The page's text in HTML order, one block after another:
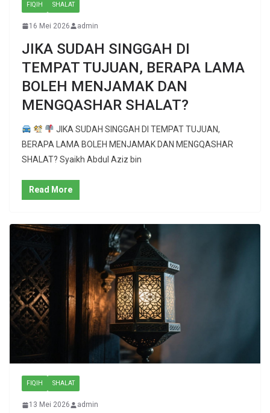
FIQIH SHALAT
16 Mei 2026 admin
JIKA SUDAH SINGGAH DI
TEMPAT TUJUAN, BERAPA LAMA
BOLEH MENJAMAK DAN
MENGQASHAR SHALAT?
JIKA SUDAH SINGGAH DI TEMPAT TUJUAN,
BERAPA LAMA BOLEH MENJAMAK DAN MENGQASHAR
SHALAT? Syaikh Abdul Aziz bin
Read More
FIQIH SHALAT
13 Mei 2026 admin